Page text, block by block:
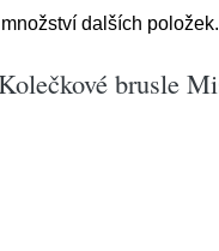
dalších
brusle